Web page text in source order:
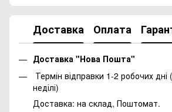
Доставка Оплата
Доставка "Нова Пошта"
Термін відправки 1-2 робочих дні
неділі)
Доставка: на склад, Поштомат.